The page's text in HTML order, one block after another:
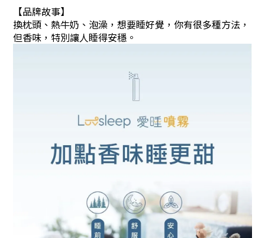
【品牌故事】
換枕頭、熱牛奶、泡澡，想要睡好覺，你有很多種方法，
但香味，特別讓人睡得安穩。